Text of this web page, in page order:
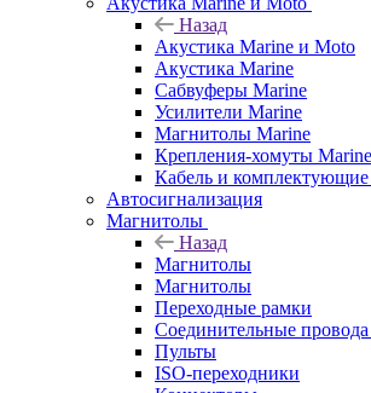
Назад
Акустика Marine и Moto
Акустика Marine
Сабвуферы Marine
Усилители Marine
Магнитолы Marine
Крепления-хомуты Marine
Кабель и
Автосигнализация
Магнитолы
Назад
Магнитолы
Магнитолы
Переходные рамки
Соединительные
Пульты
ISO-переходники